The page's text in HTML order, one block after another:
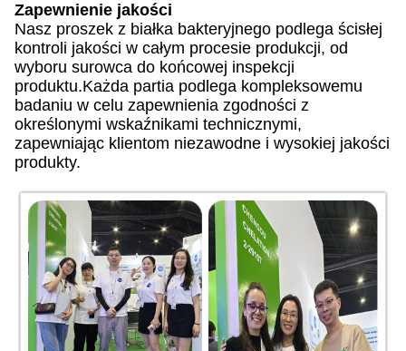
Zapewnienie jakości
Nasz proszek z białka bakteryjnego podlega ścisłej
kontroli jakości w całym procesie produkcji, od
wyboru surowca do końcowej inspekcji
produktu.Każda partia podlega kompleksowemu
badaniu w celu zapewnienia zgodności z
określonymi wskaźnikami technicznymi,
zapewniając klientom niezawodne i wysokiej jakości
produkty.